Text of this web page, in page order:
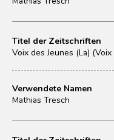
Titel der Zeitschriften
Voix des Jeunes (La) (Voix
Verwendete Namen
Mathias Tresch